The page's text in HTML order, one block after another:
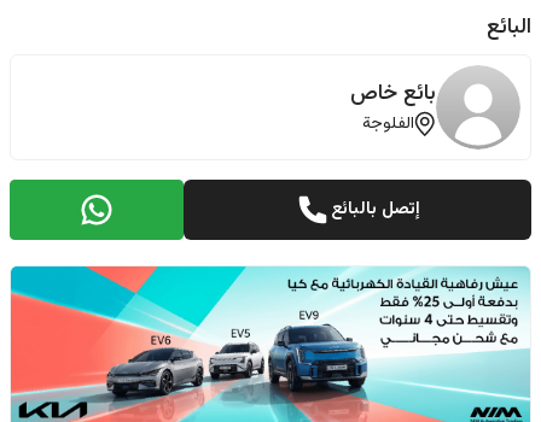
البائع
بائع خاص
الفلوجة
إتصل بالبائع